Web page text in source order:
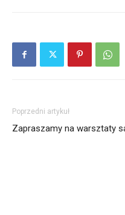
Poprzedni artykuł
Zapraszamy na warsztaty